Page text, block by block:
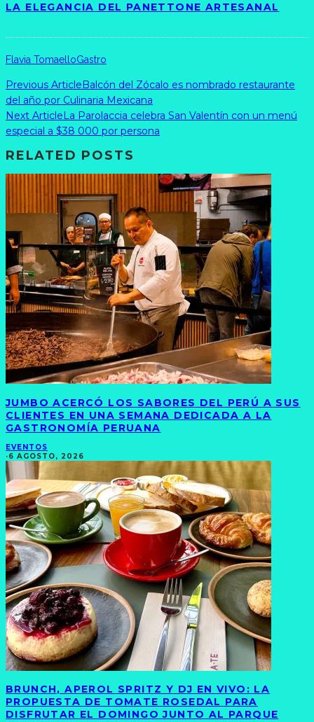
LA ELEGANCIA DEL PANETTONE ARTESANAL
Flavia TomaelloGastro
Previous ArticleBalcón del Zócalo es nombrado restaurante
del año por Culinaria Mexicana
Next ArticleLa Parolaccia celebra San Valentín con un menú
especial a $38 000 por persona
RELATED POSTS
JUMBO ACERCÓ LOS SABORES DEL PERÚ A SUS
CLIENTES EN UNA SEMANA DEDICADA A LA
GASTRONOMÍA PERUANA
EVENTOS
·6 AGOSTO, 2026
BRUNCH, APEROL SPRITZ Y DJ EN VIVO: LA
PROPUESTA DE TOMATE ROSEDAL PARA
DISFRUTAR EL DOMINGO JUNTO AL PARQUE